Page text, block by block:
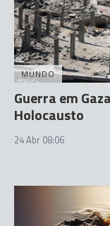
MUNDO
Guerra em
Holocausto
24 Abr 08:06